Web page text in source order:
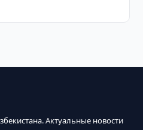
Актуальные новости